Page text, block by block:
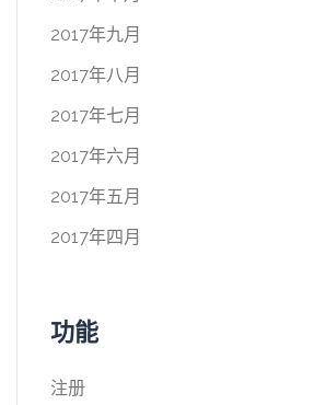
2017年九月
2017年八月
2017年七月
2017年六月
2017年五月
2017年四月
功能
注册